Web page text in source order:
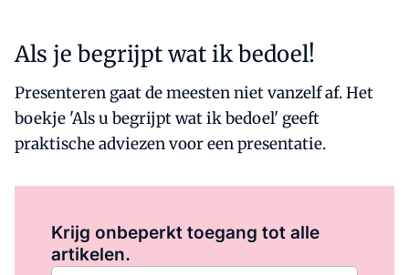
Als je begrijpt wat ik bedoel!
Presenteren gaat de meesten niet vanzelf af. Het
boekje 'Als u begrijpt wat ik bedoel' geeft
praktische adviezen voor een presentatie.
Krijg onbeperkt toegang tot alle
artikelen.